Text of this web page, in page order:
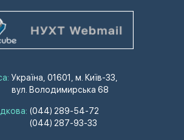
Україна, 01601, м. Київ-33,
вул. Володимирська 68
(044) 289-54-72
(044) 287-93-33